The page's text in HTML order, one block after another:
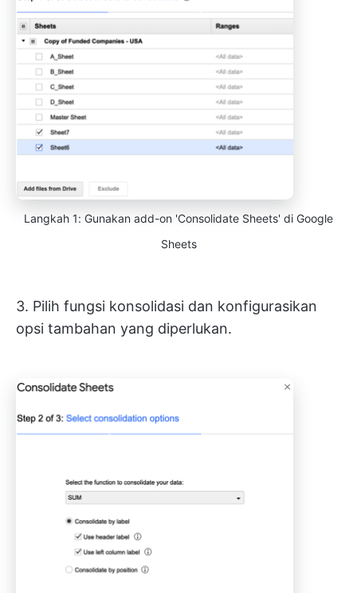
Langkah 1: Gunakan add-on 'Consolidate Sheets' di Google
Sheets
3. Pilih fungsi konsolidasi dan konfigurasikan
opsi tambahan yang diperlukan.